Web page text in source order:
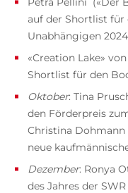
auf der Shortlist für
Unabhängigen
«Creation Lake»
Shortlist für den
Oktober: Tina
den Förderpreis
Christina
neue
Dezember: Ronya
des Jahres der